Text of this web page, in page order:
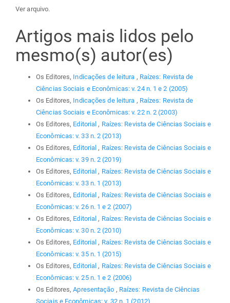
Ver arquivo.
Artigos mais lidos pelo
mesmo(s) autor(es)
Os Editores, Indicações de leitura , Raízes: Revista de
Ciências Sociais e Econômicas: v. 24 n. 1 e 2 (2005)
Os Editores, Indicações de leitura , Raízes: Revista de
Ciências Sociais e Econômicas: v. 22 n. 2 (2003)
Os Editores, Editorial , Raízes: Revista de Ciências Sociais e
Econômicas: v. 33 n. 2 (2013)
Os Editores, Editorial , Raízes: Revista de Ciências Sociais e
Econômicas: v. 39 n. 2 (2019)
Os Editores, Editorial , Raízes: Revista de Ciências Sociais e
Econômicas: v. 33 n. 1 (2013)
Os Editores, Editorial , Raízes: Revista de Ciências Sociais e
Econômicas: v. 26 n. 1 e 2 (2007)
Os Editores, Editorial , Raízes: Revista de Ciências Sociais e
Econômicas: v. 30 n. 2 (2010)
Os Editores, Editorial , Raízes: Revista de Ciências Sociais e
Econômicas: v. 35 n. 1 (2015)
Os Editores, Editorial , Raízes: Revista de Ciências Sociais e
Econômicas: v. 25 n. 1 e 2 (2006)
Os Editores,Apresentação , Raízes: Revista de Ciências
Sociais e Econômicas: v. 32 n. 1 (2012)